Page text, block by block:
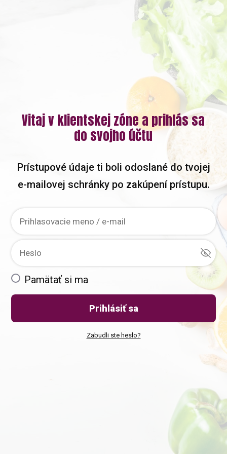
Vitaj v klientskej zóne a prihlás sa
do svojho účtu
Prístupové údaje ti boli odoslané do tvojej
e-mailovej schránky po zakúpení prístupu.
Pamätať si ma
Prihlásiť sa
Zabudli ste heslo?